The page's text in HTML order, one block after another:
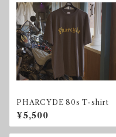
PHARCYDE 80s T-shirt
¥5,500